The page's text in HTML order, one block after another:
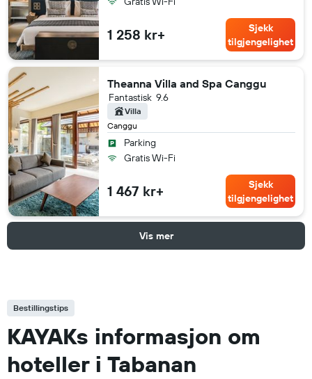
1 258 kr+
Sjekk
tilgjengelighet
Theanna Villa and Spa Canggu
Canggu
9.6
Fantastisk
Villa
Parking
Gratis Wi-Fi
1 467 kr+
Sjekk
tilgjengelighet
Vis mer
Bestillingstips
KAYAKs informasjon om
hoteller i Tabanan